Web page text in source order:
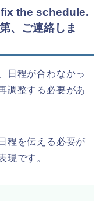
the schedule.
、ご連絡しま
日程が合わなかっ
調整する必要があ
程を伝える必要が
現です。